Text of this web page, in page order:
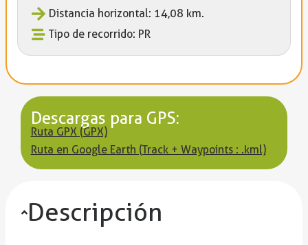
Distancia horizontal: 14,08 km.
Tipo de recorrido: PR
Descargas para GPS:
Ruta GPX (GPX)
Ruta en Google Earth (Track + Waypoints : .kml)
Descripción